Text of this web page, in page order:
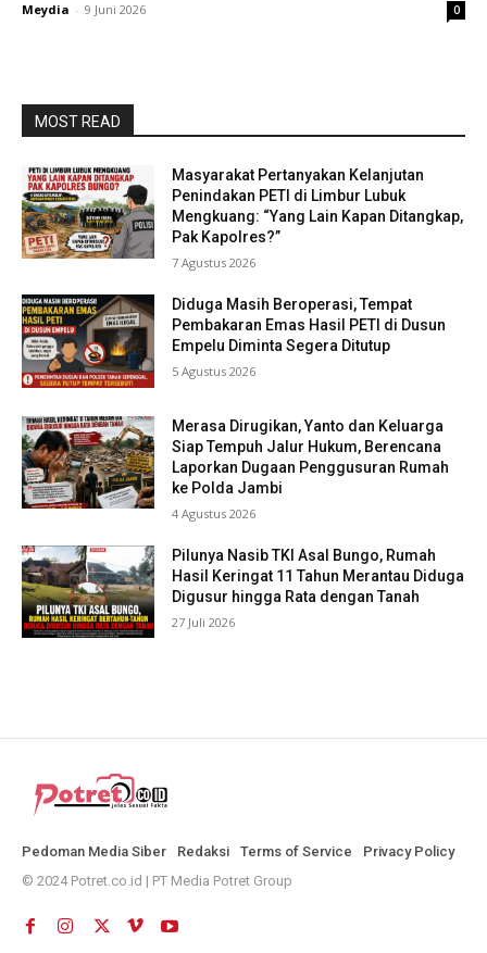
Meydia - 9 Juni 2026 0
MOST READ
Masyarakat Pertanyakan Kelanjutan
Penindakan PETI di Limbur Lubuk
Mengkuang: “Yang Lain Kapan Ditangkap,
Pak Kapolres?”
7 Agustus 2026
Diduga Masih Beroperasi, Tempat
Pembakaran Emas Hasil PETI di Dusun
Empelu Diminta Segera Ditutup
5 Agustus 2026
Merasa Dirugikan, Yanto dan Keluarga
Siap Tempuh Jalur Hukum, Berencana
Laporkan Dugaan Penggusuran Rumah
ke Polda Jambi
4 Agustus 2026
Pilunya Nasib TKI Asal Bungo, Rumah
Hasil Keringat 11 Tahun Merantau Diduga
Digusur hingga Rata dengan Tanah
27 Juli 2026
Pedoman Media Siber Redaksi Terms of Service
Privacy Policy
© 2024 Potret.co.id | PT Media Potret Group